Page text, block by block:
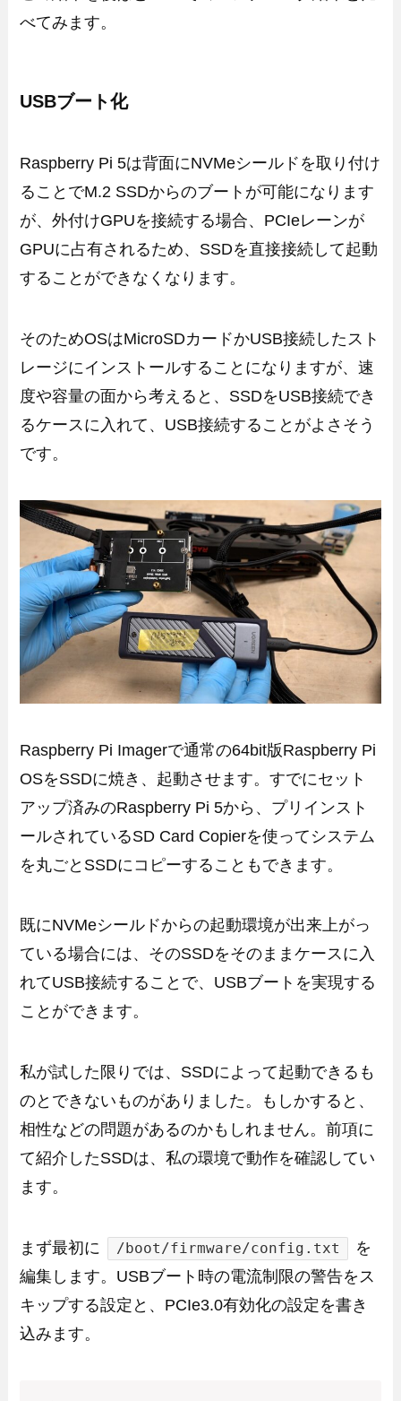
べてみます。
USBブート化
Raspberry Pi 5は背面にNVMeシールドを取り付け
ることでM.2 SSDからのブートが可能になります
が、外付けGPUを接続する場合、PCIeレーンが
GPUに占有されるため、SSDを直接接続して起動
することができなくなります。
そのためOSはMicroSDカードかUSB接続したスト
レージにインストールすることになりますが、速
度や容量の面から考えると、SSDをUSB接続でき
るケースに入れて、USB接続することがよさそう
です。
Raspberry Pi Imagerで通常の64bit版Raspberry Pi
OSをSSDに焼き、起動させます。すでにセット
アップ済みのRaspberry Pi 5から、プリインスト
ールされているSD Card Copierを使ってシステム
を丸ごとSSDにコピーすることもできます。
既にNVMeシールドからの起動環境が出来上がっ
ている場合には、そのSSDをそのままケースに入
れてUSB接続することで、USBブートを実現する
ことができます。
私が試した限りでは、SSDによって起動できるも
のとできないものがありました。もしかすると、
相性などの問題があるのかもしれません。前項に
て紹介したSSDは、私の環境で動作を確認してい
ます。
まず最初に /boot/firmware/config.txt
を
編集します。USBブート時の電流制限の警告をス
キップする設定と、PCIe3.0有効化の設定を書き
込みます。